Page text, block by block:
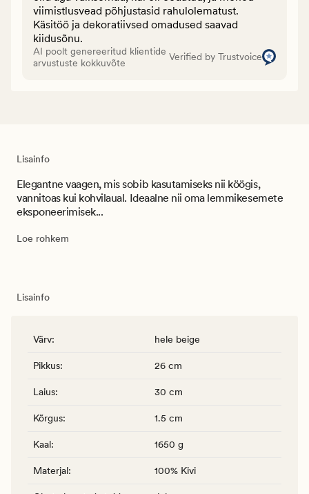
viimistlusvead põhjustasid rahulolematust.
Käsitöö ja dekoratiivsed omadused saavad
kiidusõnu.
AI poolt genereeritud klientide
arvustuste kokkuvõte
Verified by Trustvoice
Lisainfo
Elegantne vaagen, mis sobib kasutamiseks nii köögis,
vannitoas kui kohvilaual. Ideaalne nii oma lemmikesemete
eksponeerimisek...
Loe rohkem
Lisainfo
Värv: hele beige
Pikkus: 26 cm
Laius: 30 cm
Kõrgus: 1.5 cm
Kaal: 1650 g
Materjal: 100% Kivi